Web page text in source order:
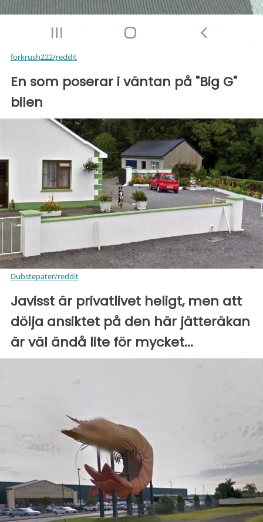
forkrush222/reddit
En som poserar i väntan på "Big G"
bilen
Dubstepater/reddit
Javisst är privatlivet heligt, men att
dölja ansiktet på den här jätteräkan
är väl ändå lite för mycket...